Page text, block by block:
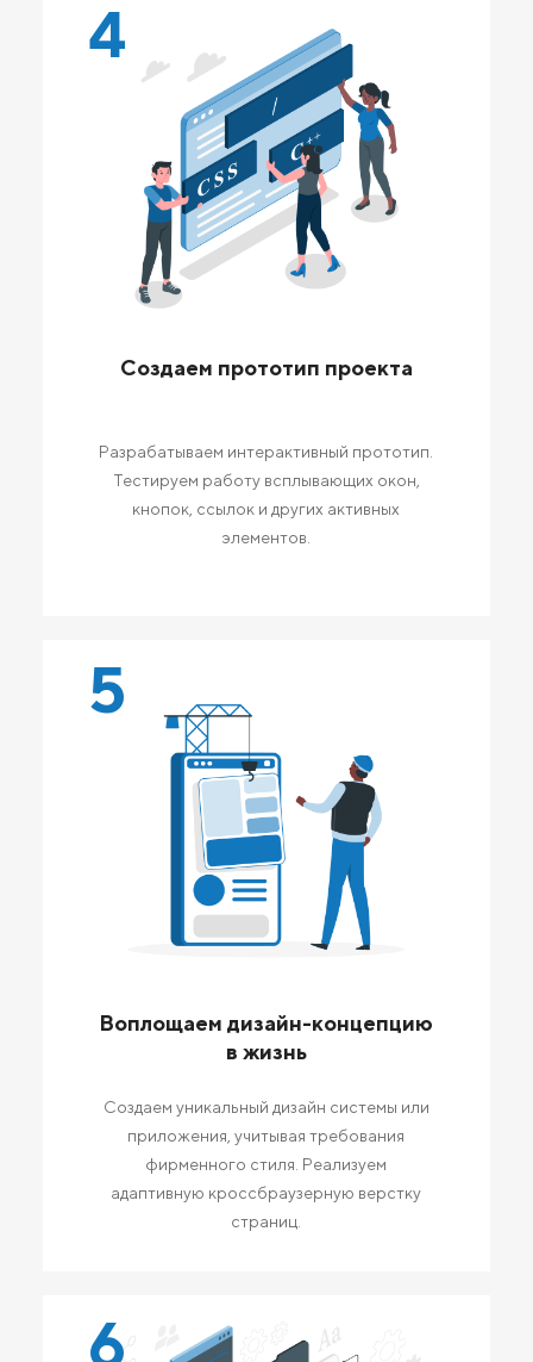
4
Создаем прототип проекта
Разрабатываем интерактивный прототип.
Тестируем работу всплывающих окон,
кнопок, ссылок и других активных
элементов.
5
Воплощаем дизайн-концепцию
в жизнь
Создаем уникальный дизайн системы или
приложения, учитывая требования
фирменного стиля. Реализуем
адаптивную кроссбраузерную верстку
страниц.
6